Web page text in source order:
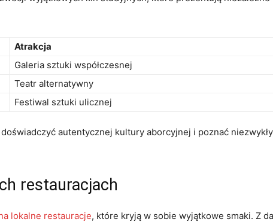
Atrakcja
Galeria sztuki współczesnej
Teatr alternatywny
Festiwal sztuki ulicznej
autentycznej kultury aborcyjnej i poznać
restauracjach
lokalne restauracje, które kryją w sobie wyjątkowe smaki. Z